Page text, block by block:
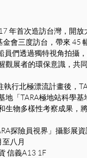
年首次造訪台灣，開
會三度訪台，帶來 45
員們透過獨特視角拍攝
觀展者的環保意識，共同
執行北極漂流計畫後，
地「TARA極地站科學
生物多樣性考察成果，
探險員視界」攝影展
八月
信義A13 1F